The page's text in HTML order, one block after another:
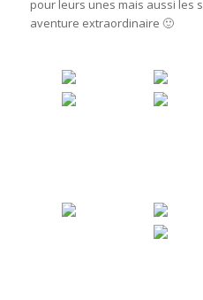
pour leurs unes mais aussi les
aventure extraordinaire 🙂